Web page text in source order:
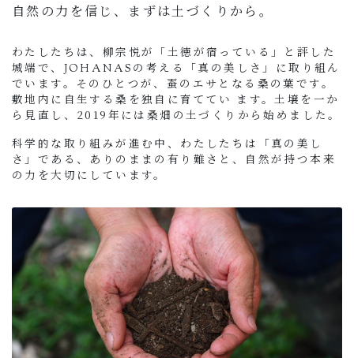
自然の力を信じ、まずは土づくりから。
わたしたちは、柳宗悦が「土徳が宿っている」と評した
城端で、JOHANASの考える「真の美しさ」に取り組ん
でいます。そのひとつが、蚕のエサとなる桑の葉です。
敷地内に自生する桑を独自に育ててい ます。土壌を一か
ら見直し、2019年には桑畑の土づくりから始めました。
科学的な取り組みが進む中、わたしたちは「真の美し
さ」である、ありのままの有り難さと、自然が持つ本来
の力を大切にしています。